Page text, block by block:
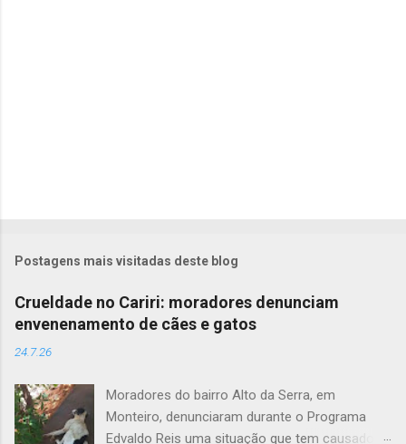
Postagens mais visitadas deste blog
Crueldade no Cariri: moradores denunciam
envenenamento de cães e gatos
24.7.26
Moradores do bairro Alto da Serra, em
Monteiro, denunciaram durante o Programa
Edvaldo Reis uma situação que tem causado